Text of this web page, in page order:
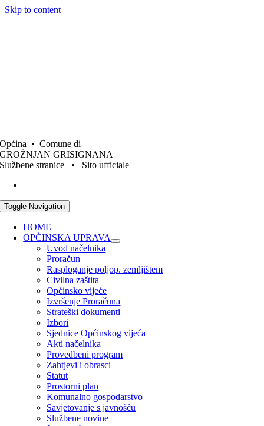
Skip to content
Općina • Comune di
GROŽNJAN GRISIGNANA
Službene stranice • Sito ufficiale
Toggle Navigation
HOME
OPĆINSKA UPRAVA
Uvod načelnika
Proračun
Rasploganje poljop. zemljištem
Civilna zaštita
Općinsko vijeće
Izvršenje Proračuna
Strateški dokumenti
Izbori
Sjednice Općinskog vijeća
Akti načelnika
Provedbeni program
Zahtjevi i obrasci
Statut
Prostorni plan
Komunalno gospodarstvo
Savjetovanje s javnošću
Službene novine